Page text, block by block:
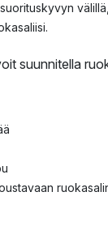
suunnitella